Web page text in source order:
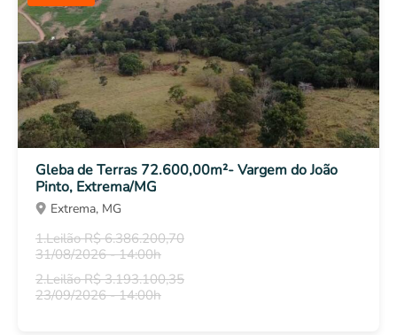
Gleba de Terras 72.600,00m²- Vargem do João
Pinto, Extrema/MG
Extrema, MG
1.Leilão R$ 6.386.200,70
31/08/2026 - 14:00h
2.Leilão R$ 3.193.100,35
23/09/2026 - 14:00h